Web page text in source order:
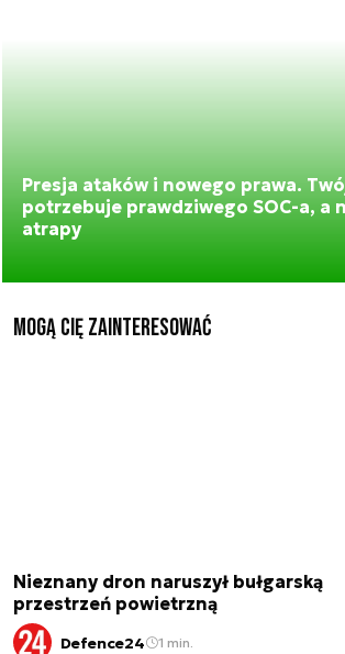
Presja ataków i nowego prawa.
potrzebuje prawdziwego SOC-a, a
atrapy
Mogą Cię zainteresować
Nieznany dron naruszył bułgarską
przestrzeń powietrzną
Defence24 1 min.